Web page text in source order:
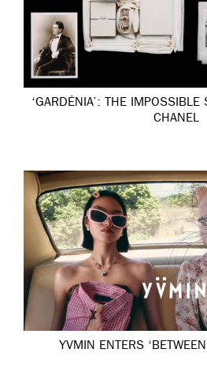
‘GARDÉNIA’: THE IMPOSSIBLE
CHANEL
YVMIN ENTERS